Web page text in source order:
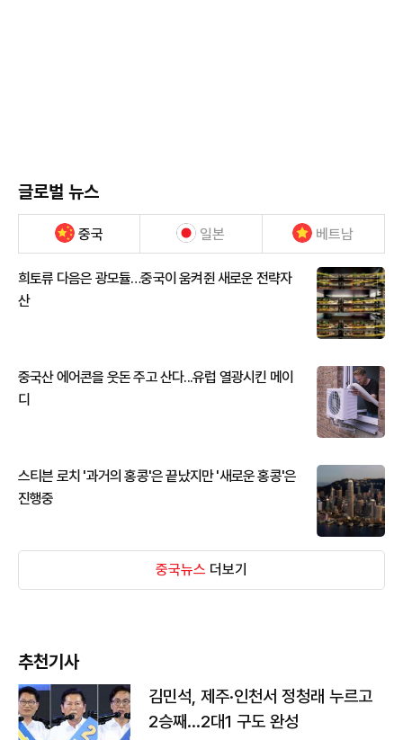
글로벌 뉴스
중국 일본 베트남
희토류 다음은 광모듈…중국이 움켜쥔 새로운 전략자
산
중국산 에어콘을 웃돈 주고 산다...유럽 열광시킨 메이
디
스티븐 로치 '과거의 홍콩'은 끝났지만 '새로운 홍콩'은
진행중
중국뉴스 더보기
추천기사
김민석, 제주·인천서 정청래 누르고
2승째…2대1 구도 완성